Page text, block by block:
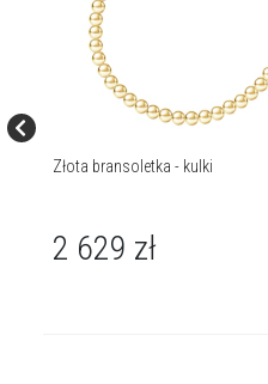
Złota bransoletka - kulki
2 629 zł